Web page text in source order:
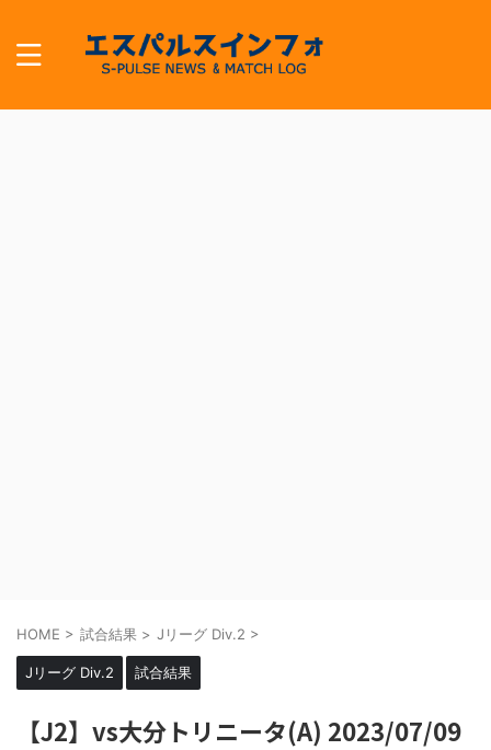
HOME > 試合結果 > Jリーグ Div.2 >
Jリーグ Div.2 試合結果
【J2】vs大分トリニータ(A) 2023/07/09